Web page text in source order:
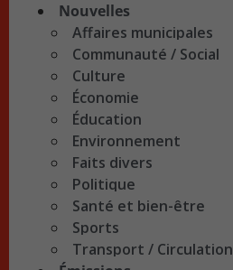
Nouvelles
Affaires municipales
Communauté / Social
Culture
Économie
Éducation
Environnement
Faits divers
Politique
Santé et bien-être
Sports
Transport / Circulation